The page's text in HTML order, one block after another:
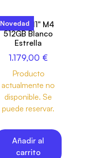
Novedad
iPad Air 11" M4
512GB Blanco
Estrella
1.179,00 €
Producto
actualmente no
disponible. Se
puede reservar.
Añadir al
carrito